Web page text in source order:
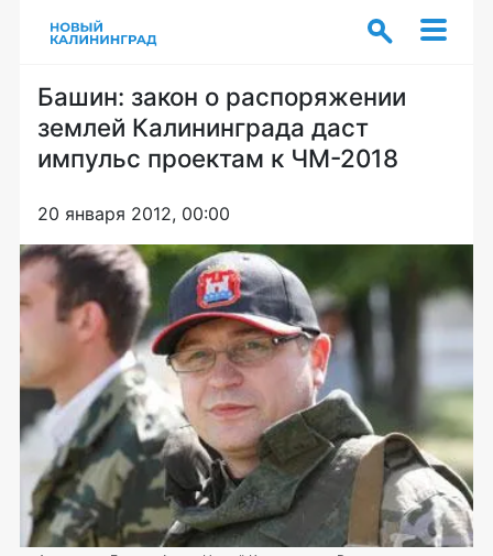
Башин: закон о распоряжении
землей Калининграда даст
импульс проектам к ЧМ-2018
20 января 2012, 00:00